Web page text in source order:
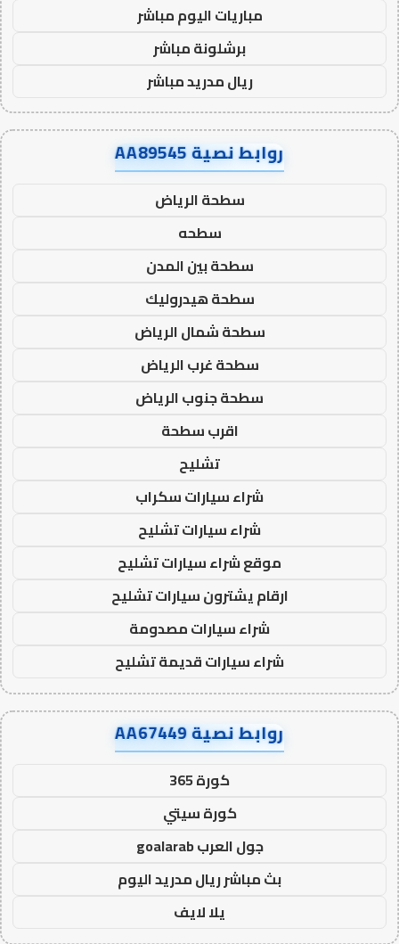
مباريات اليوم مباشر
برشلونة مباشر
ريال مدريد مباشر
روابط نصية AA89545
سطحة الرياض
سطحه
سطحة بين المدن
سطحة هيدروليك
سطحة شمال الرياض
سطحة غرب الرياض
سطحة جنوب الرياض
اقرب سطحة
تشليح
شراء سيارات سكراب
شراء سيارات تشليح
موقع شراء سيارات تشليح
ارقام يشترون سيارات تشليح
شراء سيارات مصدومة
شراء سيارات قديمة تشليح
روابط نصية AA67449
كورة 365
كورة سيتي
جول العرب goalarab
بث مباشر ريال مدريد اليوم
يلا لايف